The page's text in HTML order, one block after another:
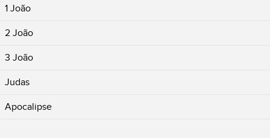
1 João
2 João
3 João
Judas
Apocalipse